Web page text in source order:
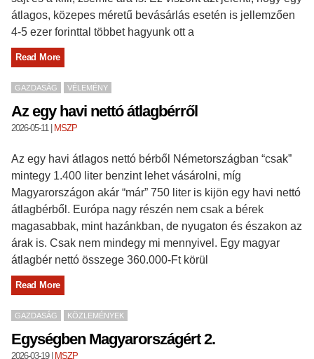
átlagos, közepes méretű bevásárlás esetén is jellemzően
4-5 ezer forinttal többet hagyunk ott a
Read More
GAZDASÁG VÉLEMÉNY
Az egy havi nettó átlagbérről
2026-05-11| MSZP
Az egy havi átlagos nettó bérből Németországban “csak”
mintegy 1.400 liter benzint lehet vásárolni, míg
Magyarországon akár “már” 750 liter is kijön egy havi nettó
átlagbérből. Európa nagy részén nem csak a bérek
magasabbak, mint hazánkban, de nyugaton és északon az
árak is. Csak nem mindegy mi mennyivel. Egy magyar
átlagbér nettó összege 360.000-Ft körül
Read More
GAZDASÁG KÖZLEMÉNYEK
Egységben Magyarországért 2.
2026-03-19| MSZP